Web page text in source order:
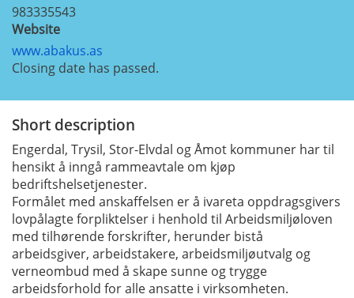
983335543
Website
www.abakus.as
Closing date has passed.
Short description
Engerdal, Trysil, Stor-Elvdal og Åmot kommuner har til
hensikt å inngå rammeavtale om kjøp
bedriftshelsetjenester.
Formålet med anskaffelsen er å ivareta oppdragsgivers
lovpålagte forpliktelser i henhold til Arbeidsmiljøloven
med tilhørende forskrifter, herunder bistå
arbeidsgiver, arbeidstakere, arbeidsmiljøutvalg og
verneombud med å skape sunne og trygge
arbeidsforhold for alle ansatte i virksomheten.